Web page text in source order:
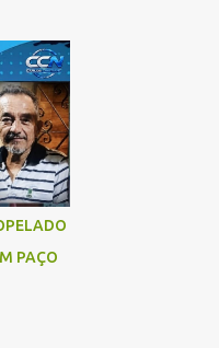
PAÇO